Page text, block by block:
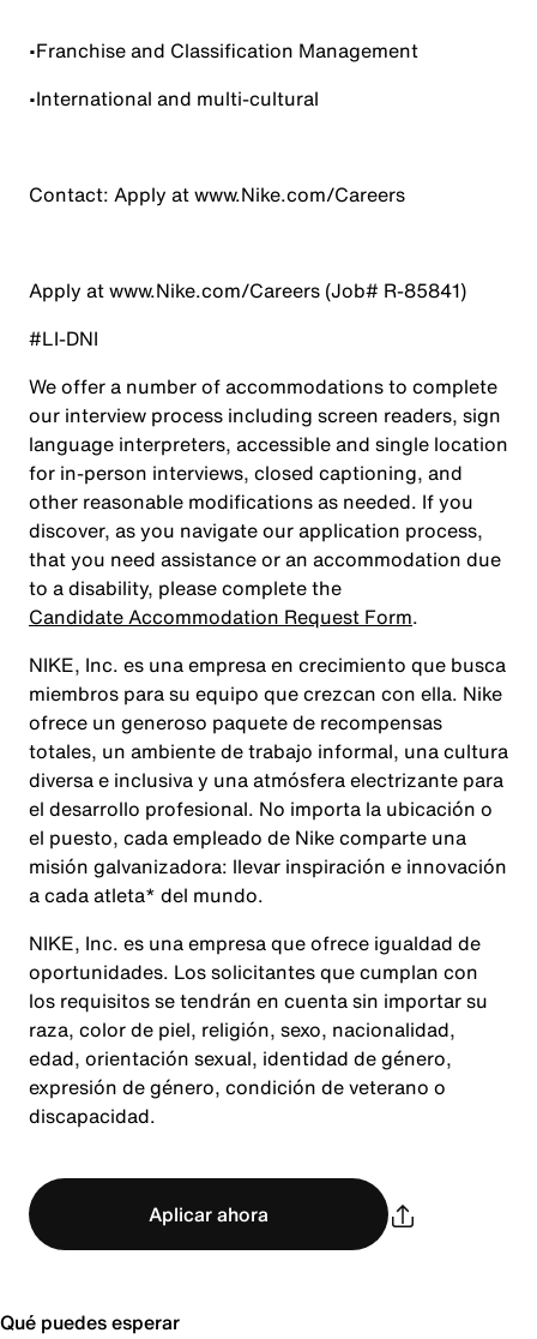
•Franchise and Classification Management
•International and multi-cultural
Contact: Apply atwww.Nike.com/Careers
Apply atwww.Nike.com/Careers (Job# R-85841)
#LI-DNI
We offer a number of accommodations to complete
our interview process including screen readers, sign
language interpreters, accessible and single location
for in-person interviews, closed captioning, and
other reasonable modifications as needed. If you
discover, as you navigate our application process,
that you need assistance or an accommodation due
to a disability, please complete the
Candidate Accommodation Request Form.
NIKE, Inc. es una empresa en crecimiento que busca
miembros para su equipo que crezcan con ella. Nike
ofrece un generoso paquete de recompensas
totales, un ambiente de trabajo informal, una cultura
diversa e inclusiva y una atmósfera electrizante para
el desarrollo profesional. No importa la ubicación o
el puesto, cada empleado de Nike comparte una
misión galvanizadora: llevar inspiración e innovación
a cada atleta* del mundo.
NIKE, Inc. es una empresa que ofrece igualdad de
oportunidades. Los solicitantes que cumplan con
los requisitos se tendrán en cuenta sin importar su
raza, color de piel, religión, sexo, nacionalidad,
edad, orientación sexual, identidad de género,
expresión de género, condición de veterano o
discapacidad.
Aplicar ahora
Qué puedes esperar